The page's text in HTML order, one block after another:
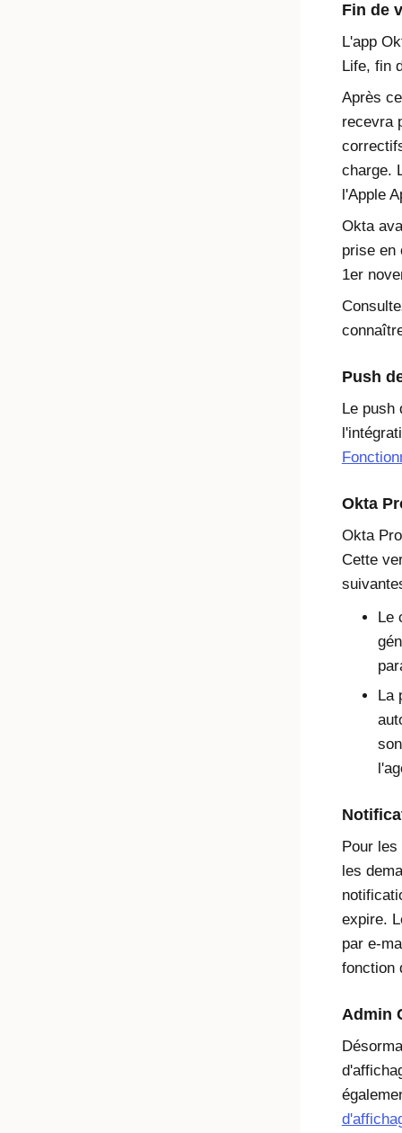
Fin de
L'app
Life, fin
Après
recevra
charge.
l'Apple
Okta
prise en
1er
Push
Le push
Okta
Okta
Cette
Le
La
Pour
les
expire.
par e-
fonction
Admin